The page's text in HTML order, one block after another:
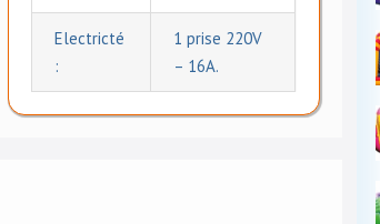
Electricté
:
1 prise 220V
– 16A.